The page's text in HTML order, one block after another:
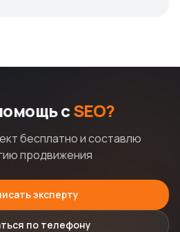
сSEO?
бесплатно и составлю
продвижения
эксперту
по телефону